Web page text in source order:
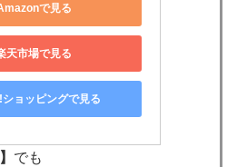
で見る
天市場で見る
ョッピングで見る
でも